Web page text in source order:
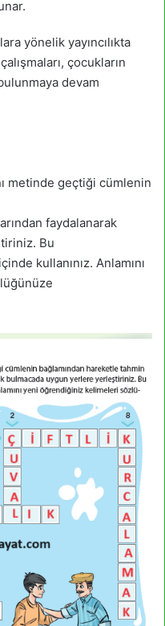
yönelik yayıncılıkta
çocukların
devam
metinde geçtiği cümlenin
faydalanarak
Bu
kullanınız. Anlamını